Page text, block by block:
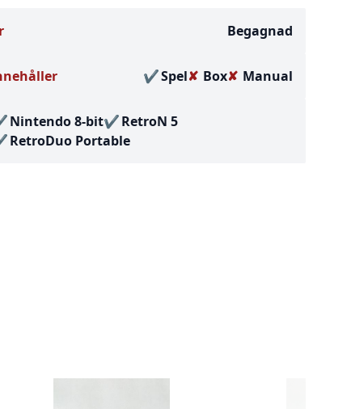
Begagnad
Spel Box Manual
Nintendo 8-bit
RetroN 5
RetroDuo Portable